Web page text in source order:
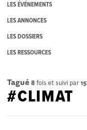
LES ÉVÉNEMENTS
LES ANNONCES
LES DOSSIERS
LES RESSOURCES
Tagué 8 fois et suivi par15
#CLIMAT